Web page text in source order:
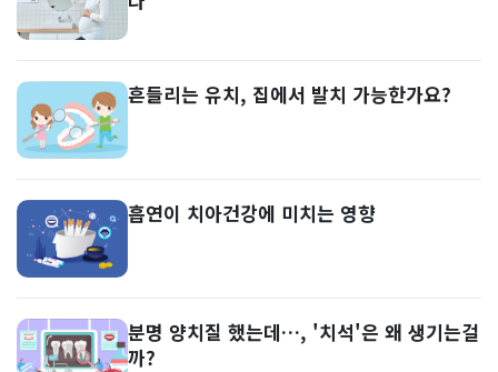
흔들리는 유치, 집에서 발치 가능한가요?
흡연이 치아건강에 미치는 영향
분명 양치질 했는데…, '치석'은 왜 생기는걸
까?